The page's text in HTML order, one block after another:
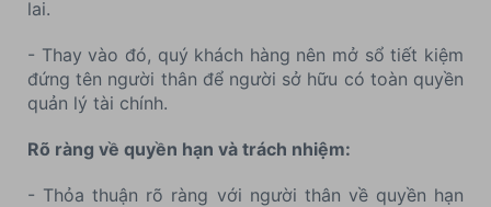
lai.
- Thay vào đó, quý khách hàng nên mở sổ tiết kiệm
đứng tên người thân để người sở hữu có toàn quyền
quản lý tài chính.
Rõ ràng về quyền hạn và trách nhiệm:
- Thỏa thuận rõ ràng với người thân về quyền hạn